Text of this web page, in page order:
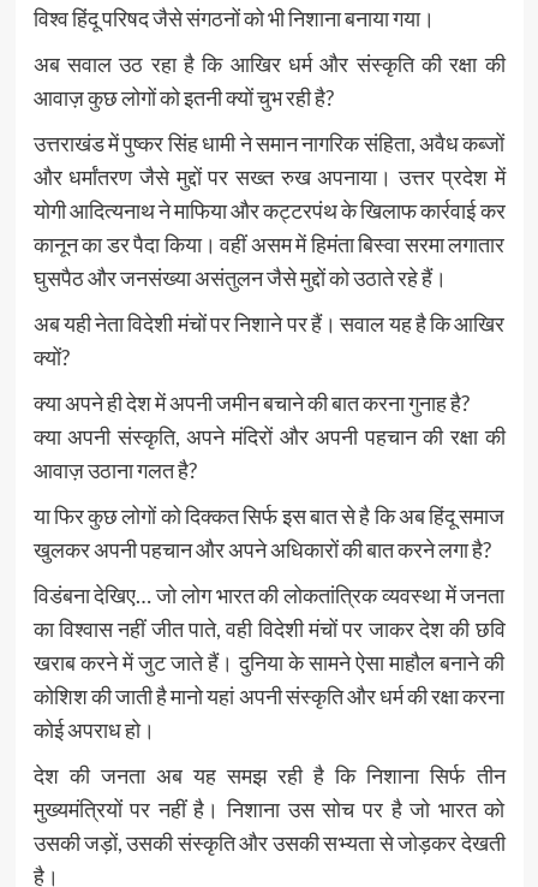
विश्व हिंदू परिषद जैसे संगठनों को भी निशाना बनाया गया।
अब सवाल उठ रहा है कि आखिर धर्म और संस्कृति की रक्षा की
आवाज़ कुछ लोगों को इतनी क्यों चुभ रही है?
उत्तराखंड में पुष्कर सिंह धामी ने समान नागरिक संहिता, अवैध कब्जों
और धर्मांतरण जैसे मुद्दों पर सख्त रुख अपनाया। उत्तर प्रदेश में
योगी आदित्यनाथ ने माफिया और कट्टरपंथ के खिलाफ कार्रवाई कर
कानून का डर पैदा किया। वहीं असम में हिमंता बिस्वा सरमा लगातार
घुसपैठ और जनसंख्या असंतुलन जैसे मुद्दों को उठाते रहे हैं।
अब यही नेता विदेशी मंचों पर निशाने पर हैं। सवाल यह है कि आखिर
क्यों?
क्या अपने ही देश में अपनी जमीन बचाने की बात करना गुनाह है?
क्या अपनी संस्कृति, अपने मंदिरों और अपनी पहचान की रक्षा की
आवाज़ उठाना गलत है?
या फिर कुछ लोगों को दिक्कत सिर्फ इस बात से है कि अब हिंदू समाज
खुलकर अपनी पहचान और अपने अधिकारों की बात करने लगा है?
विडंबना देखिए… जो लोग भारत की लोकतांत्रिक व्यवस्था में जनता
का विश्वास नहीं जीत पाते, वही विदेशी मंचों पर जाकर देश की छवि
खराब करने में जुट जाते हैं। दुनिया के सामने ऐसा माहौल बनाने की
कोशिश की जाती है मानो यहां अपनी संस्कृति और धर्म की रक्षा करना
कोई अपराध हो।
देश की जनता अब यह समझ रही है कि निशाना सिर्फ तीन
मुख्यमंत्रियों पर नहीं है। निशाना उस सोच पर है जो भारत को
उसकी जड़ों, उसकी संस्कृति और उसकी सभ्यता से जोड़कर देखती
है।